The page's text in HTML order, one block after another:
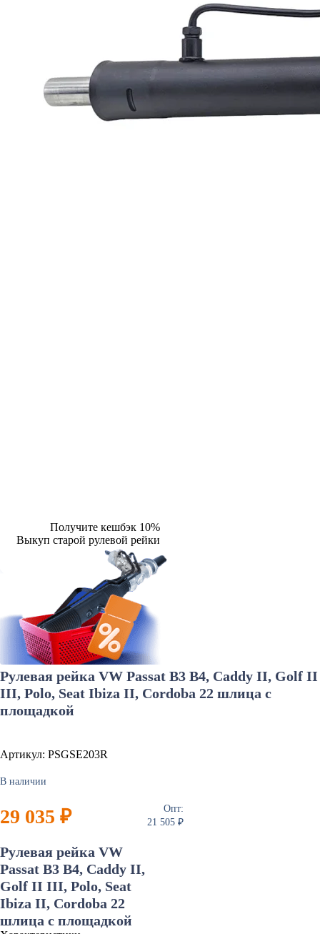
Получите кешбэк 10%
Выкуп старой рулевой рейки
Рулевая рейка VW Passat B3 B4, Caddy II, Golf II
III, Polo, Seat Ibiza II, Cordoba 22 шлица с
площадкой
Артикул: PSGSE203R
В наличии
29 035 ₽
Опт:
21 505 ₽
Рулевая рейка VW
Passat B3 B4, Caddy II,
Golf II III, Polo, Seat
Ibiza II, Cordoba 22
шлица с площадкой